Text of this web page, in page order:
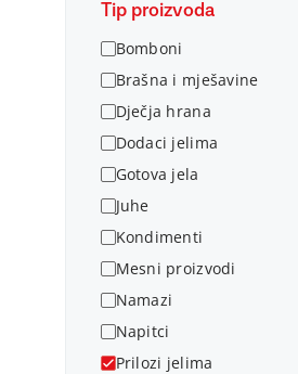
Tip proizvoda
Bomboni
Brašna i mješavine
Dječja hrana
Dodaci jelima
Gotova jela
Juhe
Kondimenti
Mesni proizvodi
Namazi
Napitci
Prilozi jelima